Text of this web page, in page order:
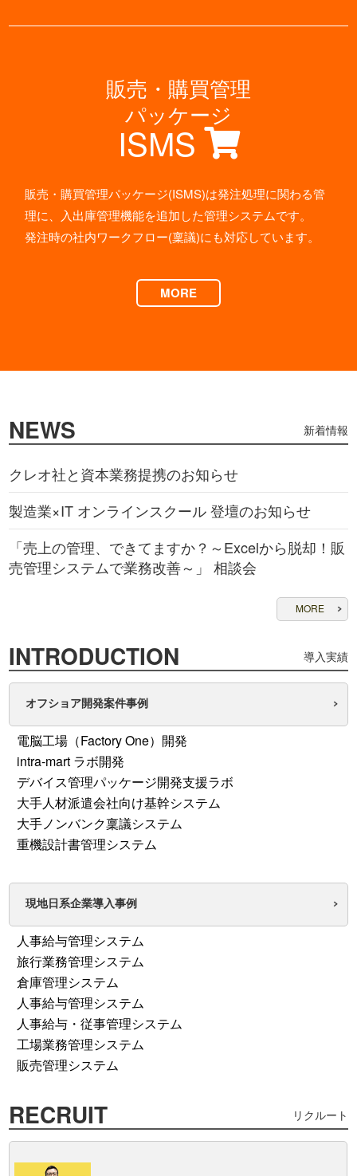
販売・購買管理
パッケージ
ISMS
販売・購買管理パッケージ(ISMS)は発注処理に関わる管
理に、入出庫管理機能を追加した管理システムです。
発注時の社内ワークフロー(稟議)にも対応しています。
MORE
NEWS 新着情報
クレオ社と資本業務提携のお知らせ
製造業×IT オンラインスクール 登壇のお知らせ
「売上の管理、できてますか？～Excelから脱却！販
売管理システムで業務改善～」 相談会
MORE
INTRODUCTION 導入実績
オフショア開発案件事例
電脳工場（Factory One）開発
intra-mart ラボ開発
デバイス管理パッケージ開発支援ラボ
大手人材派遣会社向け基幹システム
大手ノンバンク稟議システム
重機設計書管理システム
現地日系企業導入事例
人事給与管理システム
旅行業務管理システム
倉庫管理システム
人事給与管理システム
人事給与・従事管理システム
工場業務管理システム
販売管理システム
RECRUIT リクルート